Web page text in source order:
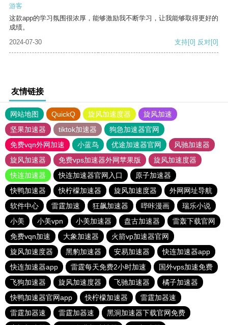
游客
这款app的学习氛围很浓厚，能够激励我不断学习，让我能够取得更好的
成绩。
2024-07-30
支持[0] 反对[0]
友情链接
网站地图 QuickQ 旋风加速度器
旋风加速
坚果加速器
tiktok加速器
狗急加速器官网
免费vqn外网加速
小蓝鸟 优途加速器官网
风驰加速器
旋风加速器
免费vps加速器外网苹果版
旋风加速度器
快连加速器
快连加速器官网入口
原子加速器
快鸭加速器
快柠檬加速器 旋风加速度器
外网网址导航
软件中心
雷霆加速 狂飙加速器 哔咔漫画
瑞乐小说
小美
小美vpn 小美加速器 盘古加速器
雷轰下载官网
免费vqn加速
大象加速器
火箭vp加速器官网
旋风加速度器
黑豹加速器 安易加速器
快连加速器app
快连加速器app
雷霆每天免费2小时加速
国外vps加速免费
飞狗加速器
旋风加速度器 飞驰加速器
橘子加速器
快鸭加速器官网app
快柠檬加速器
雷霆加器速
雷霆加器速
雷霆加器速
黑洞加速器下载官网免费